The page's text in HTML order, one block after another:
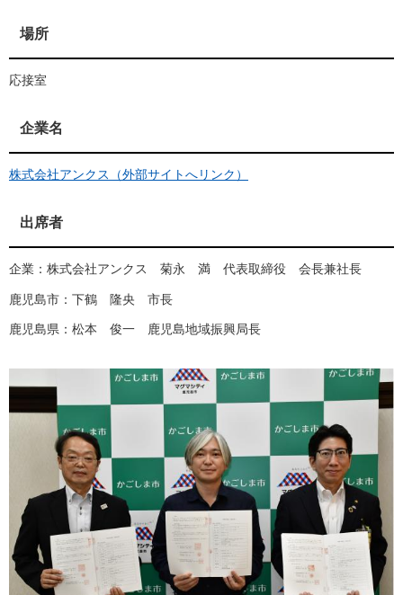
場所
応接室
企業名
株式会社アンクス（外部サイトへリンク）
出席者
企業：株式会社アンクス 菊永 満 代表取締役 会長兼社長
鹿児島市：下鶴 隆央 市長
鹿児島県：松本 俊一 鹿児島地域振興局長